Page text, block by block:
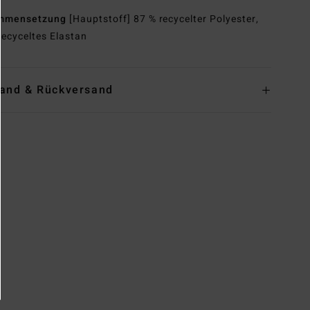
[Hauptstoff] 87 % recycelter Polyester,
recyceltes Elastan
& Rückversand